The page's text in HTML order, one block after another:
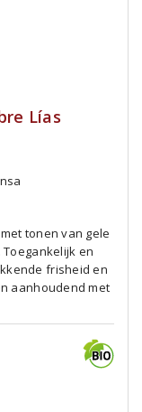
Lías
tonen van gele
en
frisheid en
aanhoudend met